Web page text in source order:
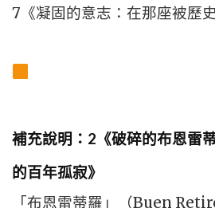
7《凝固的意志：在那座被歷
補充說明：2《破碎的布恩雷
的百年孤寂》
「布恩雷蒂羅」（Buen